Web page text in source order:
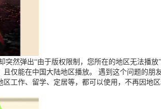
然弹出“由于版权限制，您所在的地区无法播
仅能在中国大陆地区播放。 遇到这个问题的
工作、留学、定居等，都可以使用，不再因地区